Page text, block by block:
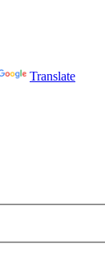
Translate